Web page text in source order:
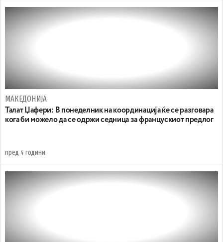
МАКЕДОНИЈА
Талат Џафери: В понеделник на координација ќе се разговара
кога би можело да се одржи седница за францускиот предлог
пред 4 години